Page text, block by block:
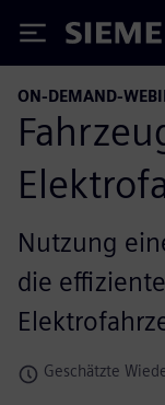
Siemens
ON-DEMAND-
Nutzung
die
Geschätzte